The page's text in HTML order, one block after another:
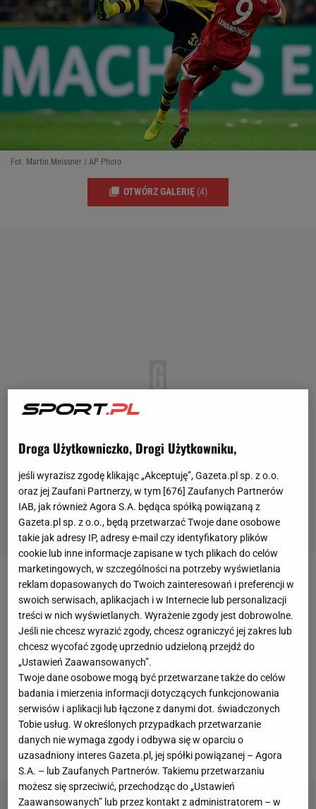
Fot. Martin Meissner / AP Photo
OTWÓRZ GALERIĘ (4)
Siedem meczów i siedem zwycięstw (jedno po
rzutach karnych, z Lipskiem w Pucharze Niemiec) -
to bilans Juppa Heynckessa po kolejnym powrocie
na trenerską ławkę Bayernu. W momencie
zwolnienia Carla Ancelottiego mistrz Niemiec tracił
pięć punktów do prowadzącej w tabeli Bundesligi
Borussii. Teraz jest pierwszy, wyprzedza ją o sześć
"oczek" (między Bayernem a BVB jest jeszcze
mający o cztery punkty mniej od lidera Lipsk).
Droga Użytkowniczko, Drogi Użytkowniku,
jeśli wyrazisz zgodę klikając „Akceptuję”, Gazeta.pl sp. z o.o.
oraz jej Zaufani Partnerzy, w tym [676] Zaufanych Partnerów
IAB, jak również Agora S.A. będąca spółką powiązaną z
Gazeta.pl sp. z o.o., będą przetwarzać Twoje dane osobowe
takie jak adresy IP, adresy e-mail czy identyfikatory plików
cookie lub inne informacje zapisane w tych plikach do celów
marketingowych, w szczególności na potrzeby wyświetlania
reklam dopasowanych do Twoich zainteresowań i preferencji w
swoich serwisach, aplikacjach i w Internecie lub personalizacji
treści w nich wyświetlanych. Wyrażenie zgody jest dobrowolne.
Jeśli nie chcesz wyrazić zgody, chcesz ograniczyć jej zakres lub
chcesz wycofać zgodę uprzednio udzieloną przejdź do
„Ustawień Zaawansowanych”.
Twoje dane osobowe mogą być przetwarzane także do celów
badania i mierzenia informacji dotyczących funkcjonowania
serwisów i aplikacji lub łączone z danymi dot. świadczonych
Tobie usług. W określonych przypadkach przetwarzanie
danych nie wymaga zgody i odbywa się w oparciu o
uzasadniony interes Gazeta.pl, jej spółki powiązanej – Agora
S.A. – lub Zaufanych Partnerów. Takiemu przetwarzaniu
możesz się sprzeciwić, przechodząc do „Ustawień
Zaawansowanych” lub przez kontakt z administratorem – w